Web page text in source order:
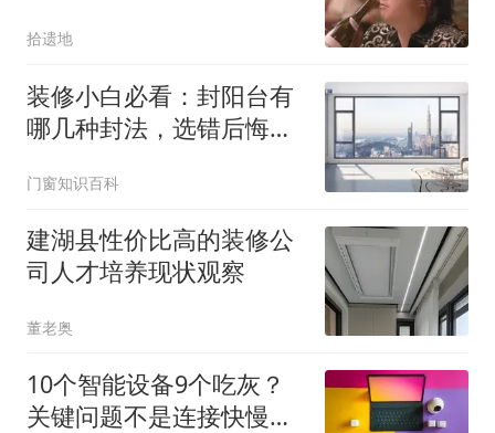
拾遗地
装修小白必看：封阳台有
哪几种封法，选错后悔好
门窗知识百科
建湖县性价比高的装修公
司人才培养现状观察
董老奥
10个智能设备9个吃灰？
关键问题不是连接快慢，